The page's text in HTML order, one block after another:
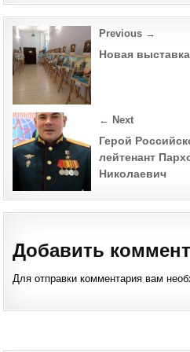
Post
navigation
Previous →
Новая
← Next
Герой
лейтенант
Николаевич
Добавить
Для отправки комментария вам